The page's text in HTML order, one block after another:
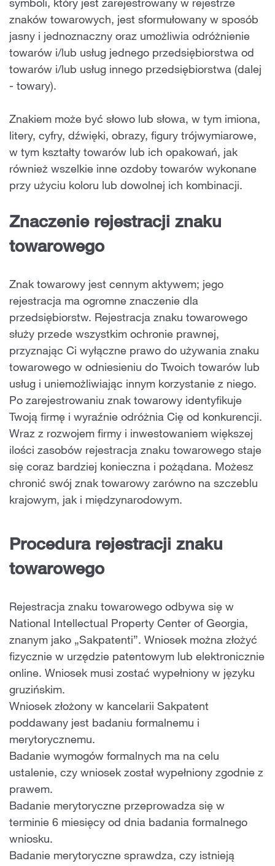
symboli, który jest zarejestrowany w rejestrze
znaków towarowych, jest sformułowany w sposób
jasny i jednoznaczny oraz umożliwia odróżnienie
towarów i/lub usług jednego przedsiębiorstwa od
towarów i/lub usług innego przedsiębiorstwa (dalej
- towary).
Znakiem może być słowo lub słowa, w tym imiona,
litery, cyfry, dźwięki, obrazy, figury trójwymiarowe,
w tym kształty towarów lub ich opakowań, jak
również wszelkie inne ozdoby towarów wykonane
przy użyciu koloru lub dowolnej ich kombinacji.
Znaczenie rejestracji znaku
towarowego
Znak towarowy jest cennym aktywem; jego
rejestracja ma ogromne znaczenie dla
przedsiębiorstw. Rejestracja znaku towarowego
służy przede wszystkim ochronie prawnej,
przyznając Ci wyłączne prawo do używania znaku
towarowego w odniesieniu do Twoich towarów lub
usług i uniemożliwiając innym korzystanie z niego.
Po zarejestrowaniu znak towarowy identyfikuje
Twoją firmę i wyraźnie odróżnia Cię od konkurencji.
Wraz z rozwojem firmy i inwestowaniem większej
ilości zasobów rejestracja znaku towarowego staje
się coraz bardziej konieczna i pożądana. Możesz
chronić swój znak towarowy zarówno na szczeblu
krajowym, jak i międzynarodowym.
Procedura rejestracji znaku
towarowego
Rejestracja znaku towarowego odbywa się w
National Intellectual Property Center of Georgia,
znanym jako „Sakpatenti”. Wniosek można złożyć
fizycznie w urzędzie patentowym lub elektronicznie
online. Wniosek musi zostać wypełniony w języku
gruzińskim.
Wniosek złożony w kancelarii Sakpatent
poddawany jest badaniu formalnemu i
merytorycznemu.
Badanie wymogów formalnych ma na celu
ustalenie, czy wniosek został wypełniony zgodnie z
prawem.
Badanie merytoryczne przeprowadza się w
terminie 6 miesięcy od dnia badania formalnego
wniosku.
Badanie merytoryczne sprawdza, czy istnieją